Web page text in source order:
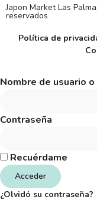
Japon Market Las
reservados
Política de
Nombre de usuario
Contraseña
Recuérdame
Acceder
¿Olvidó su contraseña?